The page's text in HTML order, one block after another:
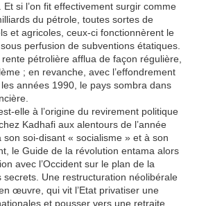
si l’on fit effectivement surgir comme
du pétrole, toutes sortes de
et agricoles, ceux-ci fonctionnèrent le
perfusion de subventions étatiques.
pétrolière afflua de façon régulière,
; en revanche, avec l’effondrement
années 1990, le pays sombra dans
elle à l’origine du revirement politique
Kadhafi aux alentours de l’année
son soi-disant « socialisme » et à son
le Guide de la révolution entama alors
avec l’Occident sur le plan de la
secrets. Une restructuration néolibérale
œuvre, qui vit l’Etat privatiser une
et pousser vers une retraite